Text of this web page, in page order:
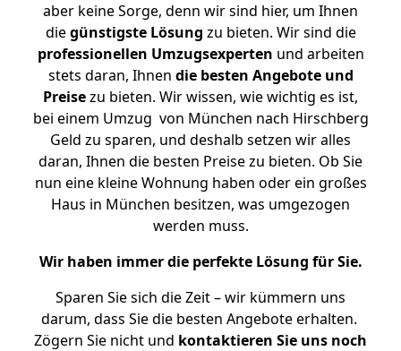
aber keine Sorge, denn wir sind hier, um Ihnen
diegünstigste Lösung zu bieten. Wir sind die
professionellen Umzugsexperten und arbeiten
stets daran, Ihnen die besten Angebote und
Preisezu bieten. Wir wissen, wie wichtig es ist,
bei einem Umzug von München nach Hirschberg
Geld zu sparen, und deshalb setzen wir alles
daran, Ihnen die besten Preise zu bieten. Ob Sie
nun eine kleine Wohnung haben oder ein großes
Haus in München besitzen, was umgezogen
werden muss.
Wir haben immer die perfekte Lösung für Sie.
Sparen Sie sich die Zeit – wir kümmern uns
darum, dass Sie die besten Angebote erhalten.
Zögern Sie nicht und kontaktieren Sie uns noch